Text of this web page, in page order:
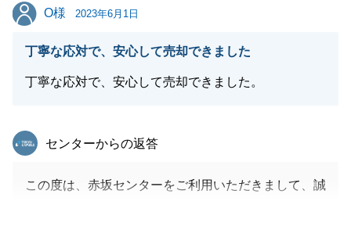
O様
O様 2023年6月1日
丁寧な応対で、安心して売却できました
丁寧な応対で、安心して売却できました。
東急リバブル
センターからの返答
この度は、赤坂センターをご利用いただきまして、誠